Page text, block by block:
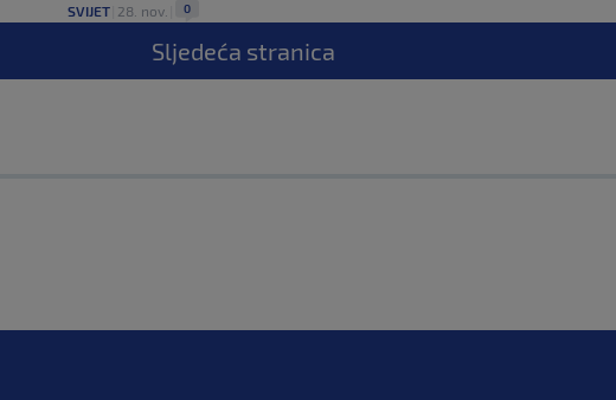
SVIJET 28. nov. 0
Sljedeća stranica